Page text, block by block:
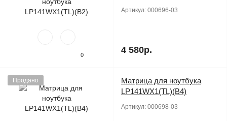
0
Артикул: 000696-03
4 580р.
Продано
Матрица для ноутбука
LP141WX1(TL)(B4)
Артикул: 000698-03